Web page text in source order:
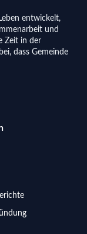
entwickelt,
und
Zeit in der
dass Gemeinde